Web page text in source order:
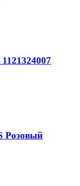
Розовый